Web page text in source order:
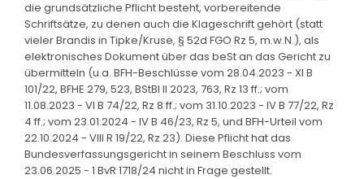
die grundsätzliche Pflicht besteht, vorbereitende
Schriftsätze, zu denen auch die Klageschrift gehört (statt
vieler Brandis in Tipke/Kruse, § 52d FGO Rz 5, m.w.N.), als
elektronisches Dokument über das beSt an das Gericht zu
übermitteln (u.a. BFH-Beschlüsse vom 28.04.2023 - XI B
101/22, BFHE 279, 523, BStBl II 2023, 763, Rz 13 ff.; vom
11.08.2023 - VI B 74/22, Rz 8 ff.; vom 31.10.2023 - IV B 77/22, Rz
4 ff.; vom 23.01.2024 - IV B 46/23, Rz 5, und BFH-Urteil vom
22.10.2024 - VIII R 19/22, Rz 23). Diese Pflicht hat das
Bundesverfassungsgericht in seinem Beschluss vom
23.06.2025 - 1 BvR 1718/24 nicht in Frage gestellt.